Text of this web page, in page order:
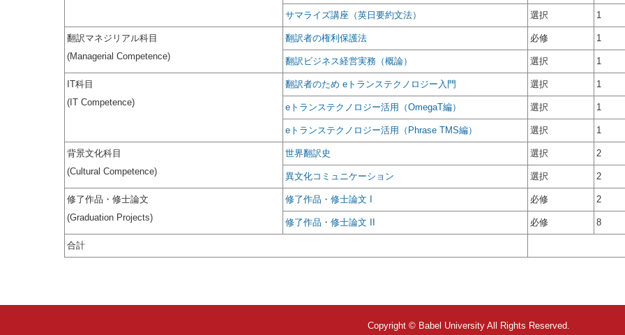
サマライズ講座（英日要約文法） 選択 1
翻訳マネジリアル科目
(Managerial Competence)
翻訳者の権利保護法 必修 1
翻訳ビジネス経営実務（概論） 選択 1
IT科目
(IT Competence)
翻訳者のため eトランステクノロジー入門 選択 1
eトランステクノロジー活用（OmegaT編） 選択 1
eトランステクノロジー活用（Phrase TMS編） 選択 1
背景文化科目
(Cultural Competence)
世界翻訳史 選択 2
異文化コミュニケーション 選択 2
修了作品・修士論文
(Graduation Projects)
修了作品・修士論文 I 必修 2
修了作品・修士論文 II 必修 8
合計
Copyright © Babel University All Rights Reserved.